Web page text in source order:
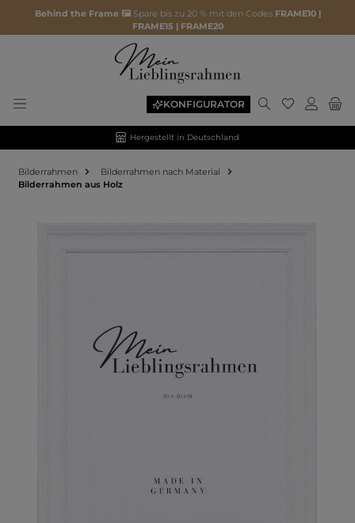
Behind the Frame 🖼️ Spare bis zu 20 % mit den Codes FRAME10 |
FRAME15 | FRAME20
KONFIGURATOR
Hergestellt in Deutschland
Bilderrahmen
Bilderrahmen nach Material
Bilderrahmen aus Holz